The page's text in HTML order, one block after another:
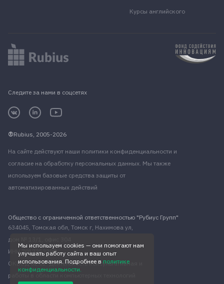
Следите за нами в соцсетях
Курсы английского
Rubius, 2005-2026
На сайте действуют наши политики конфиденциальности и
согласие на обработку персональных данных. Мы также
используем базовые средства защиты от
автоматизированных действий
Общество с ограниченной ответственностью "Рубиус Групп"
634045, Томская обл, Томск г, Нахимова ул,
дом № 13/1, офис 304
ИНН 7017252288
ОКВЭД 62.02. Деятельность консультативная и
работы в области компьютерных технологий
Мы используем cookies — они помогают нам
улучшать работу сайта и ваш опыт
использования. Подробнее в политике
конфиденциальности.